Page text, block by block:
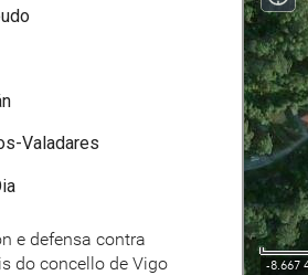
Valadares
e defensa contra
do concello de Vigo